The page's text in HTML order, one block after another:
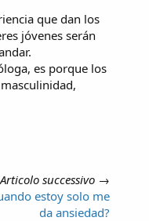
que dan los
jóvenes serán
es porque los
Articolo successivo →
estoy solo me
da ansiedad?